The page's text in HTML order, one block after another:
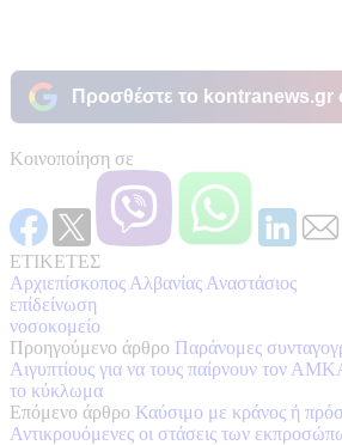
Προσθέστε το kontranews.gr
Κοινοποίηση σε
ΕΤΙΚΕΤΕΣ
Αρχιεπίσκοπος Αλβανίας Αναστάσιος
επίδείνωση
νοσοκομείο
Προηγούμενο άρθρο Παράνομες
Αιγυπτίους για να τους παίρνουν τον
το κύκλωμα
Επόμενο άρθρο Καύσιμο με κράνος ή
Αντικρουόμενες οι στάσεις των